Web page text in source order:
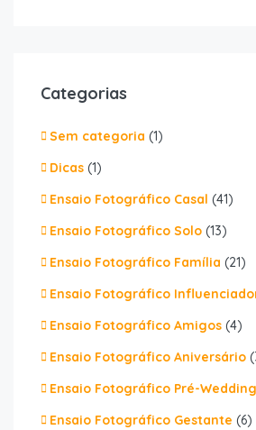
Categorias
Sem categoria (1)
Dicas (1)
Ensaio Fotográfico Casal (41)
Ensaio Fotográfico Solo (13)
Ensaio Fotográfico Família (21)
Ensaio Fotográfico
Ensaio Fotográfico Amigos (4)
Ensaio Fotográfico Aniversário
Ensaio Fotográfico Pré-Wedding
Ensaio Fotográfico Gestante (6)